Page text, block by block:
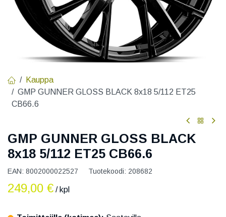
Kauppa
GMP GUNNER GLOSS BLACK 8x18 5/112 ET25
CB66.6
GMP GUNNER GLOSS BLACK
8x18 5/112 ET25 CB66.6
EAN: 8002000022527 Tuotekoodi: 208682
249,00 € / kpl